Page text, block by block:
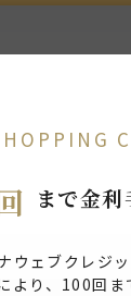
まで金利
ウェブクレジ
より、100回